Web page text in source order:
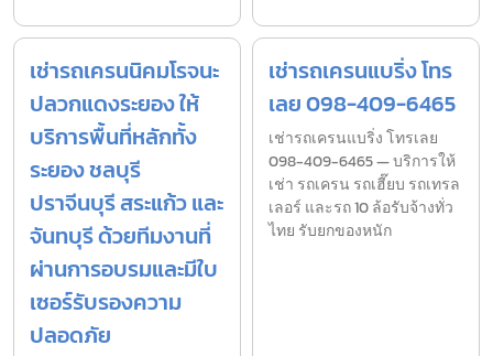
เช่ารถเครนนิคมโรจนะ
ปลวกแดงระยอง ให้
บริการพื้นที่หลักทั้ง
ระยอง ชลบุรี
ปราจีนบุรี สระแก้ว และ
จันทบุรี ด้วยทีมงานที่
ผ่านการอบรมและมีใบ
เซอร์รับรองความ
ปลอดภัย
เช่ารถเครนแบริ่ง โทร
เลย 098-409-6465
เช่ารถเครนแบริ่ง โทรเลย
098-409-6465 — บริการให้
เช่า รถเครน รถเฮี๊ยบ รถเทรล
เลอร์ และรถ 10 ล้อรับจ้างทั่ว
ไทย รับยกของหนัก